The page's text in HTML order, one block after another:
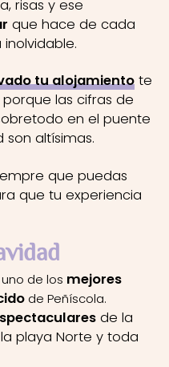
risas y ese
que hace de cada
tu alojamiento te
las cifras de
en el puente
son altísimas.
que puedas
que tu experiencia
de los mejores
de Peñíscola.
de la
playa Norte y toda